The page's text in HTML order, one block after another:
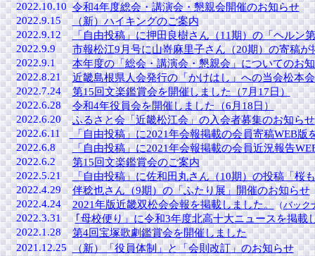
2022.10.10 令和4年度総会・講演会・懇親会開催のお知らせ
2022.9.15
（新）ハイキングのご案内
2022.9.12
「自由投稿」に押田良樹さん（11期）の「ヘルン
2022.9.9
市報松江9月号に山嵜麻里子さん（20期）の寄稿が
2022.9.1
本年度の「総会・講演会・懇親会」についてのお
2022.8.21
近畿島根県人会発行の「かけはし」への当会松本
2022.7.24
第15回文楽鑑賞会を開催しました（7月17日）
2022.6.28
令和4年役員会を開催しました（6月18日）
2022.6.20
ふるさと会「近畿松江会」の入会者募集のお知らせ
2022.6.11
「自由投稿」に2021年会報掲載の会員寄稿WEB版
2022.6.8
「自由投稿」に2021年会報掲載の会員近況報告
2022.6.2
第15回文楽鑑賞会のご案内
2022.5.21
「自由投稿」に佐和田丸さん（10期）の投稿「桜
2022.4.29
伴稔也さん（9期）の「ふたり展」開催のお知らせ
2022.4.24
2021年版近畿双松会会報を掲載しました。 （バック
2022.3.31
｢母校便り」に令和3年度北高十大ニュースを掲載
2022.1.28
第4回宝塚歌劇鑑賞会を開催しました
2021.12.25 （新）「役員体制」と「会則改訂」のお知らせ